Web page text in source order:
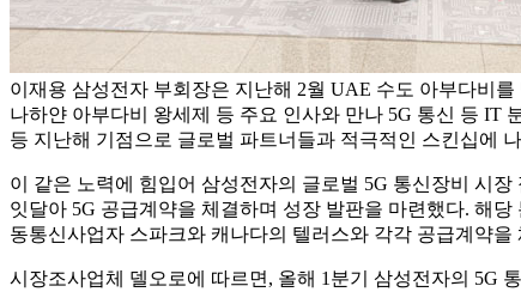
이재용 삼성전자 부회장은 지난해 2월 UAE 수도 아부다비
나하얀 아부다비 왕세제 등 주요 인사와 만나 5G 통신 등 IT
등 지난해 기점으로 글로벌 파트너들과 적극적인 스킨십에
이 같은 노력에 힘입어 삼성전자의 글로벌 5G 통신장비 시
잇달아 5G 공급계약을 체결하며 성장 발판을 마련했다. 해
동통신사업자 스파크와 캐나다의 텔러스와 각각 공급계약을
시장조사업체 델오로에 따르면, 올해 1분기 삼성전자의 5G